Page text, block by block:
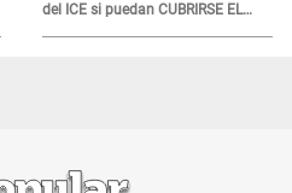
del ICE si puedan CUBRIRSE EL
ROSTRO